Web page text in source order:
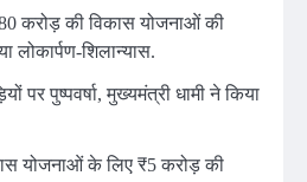
करोड़ की विकास योजनाओं की
लोकार्पण-शिलान्यास.
पर पुष्पवर्षा, मुख्यमंत्री धामी ने किया
योजनाओं के लिए ₹5 करोड़ की